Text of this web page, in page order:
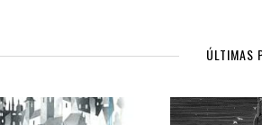
ÚLTIMAS